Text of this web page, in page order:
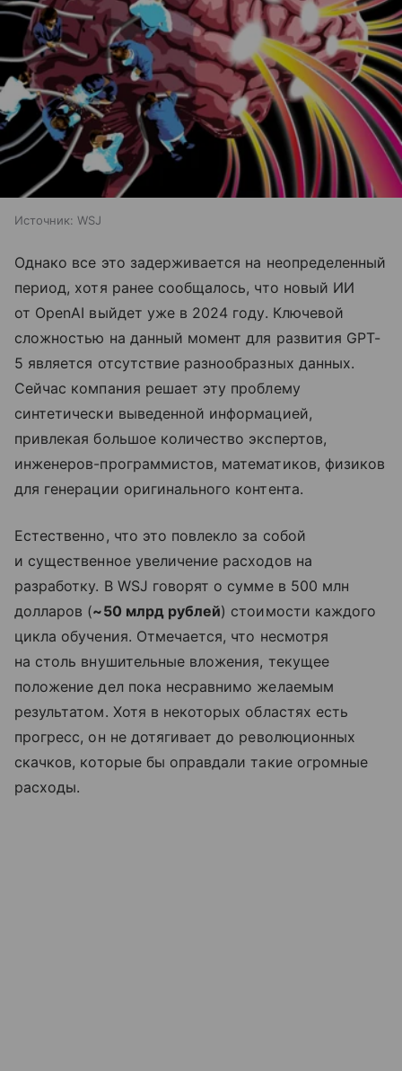
Источник: WSJ
Однако все это задерживается на неопределенный
период, хотя ранее сообщалось, что новый ИИ
от OpenAI выйдет уже в 2024 году. Ключевой
сложностью на данный момент для развития GPT-
5 является отсутствие разнообразных данных.
Сейчас компания решает эту проблему
синтетически выведенной информацией,
привлекая большое количество экспертов,
инженеров-программистов, математиков, физиков
для генерации оригинального контента.
Естественно, что это повлекло за собой
и существенное увеличение расходов на
разработку. В WSJ говорят о сумме в 500 млн
долларов (~50 млрд рублей) стоимости каждого
цикла обучения. Отмечается, что несмотря
на столь внушительные вложения, текущее
положение дел пока несравнимо желаемым
результатом. Хотя в некоторых областях есть
прогресс, он не дотягивает до революционных
скачков, которые бы оправдали такие огромные
расходы.